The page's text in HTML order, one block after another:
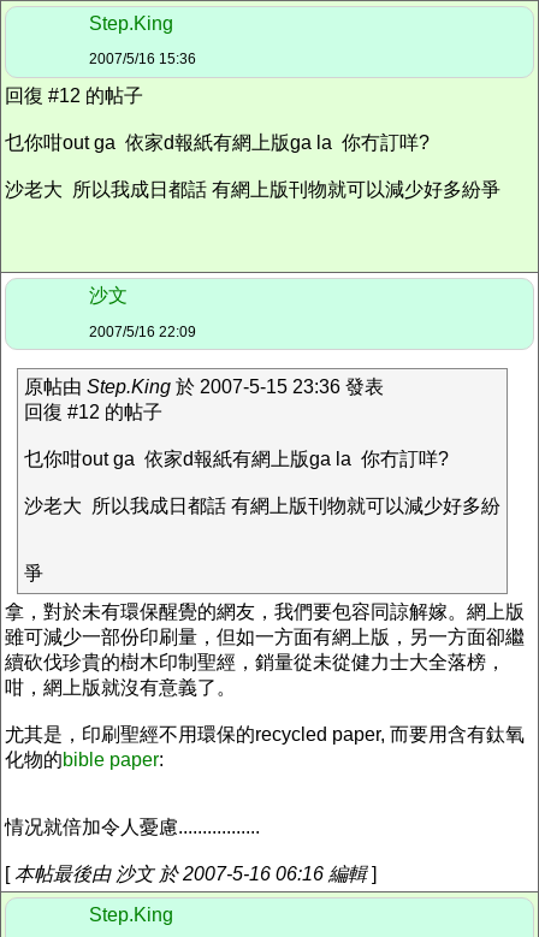
Step.King
2007/5/16 15:36
回復 #12 的帖子
乜你咁out ga 依家d報紙有網上版ga la 你冇訂咩?
沙老大 所以我成日都話 有網上版刊物就可以減少好多紛爭
沙文
2007/5/16 22:09
原帖由 Step.King 於 2007-5-15 23:36 發表
回復 #12 的帖子
乜你咁out ga 依家d報紙有網上版ga la 你冇訂咩?
沙老大 所以我成日都話 有網上版刊物就可以減少好多紛
爭
拿，對於未有環保醒覺的網友，我們要包容同諒解嫁。網上版
雖可減少一部份印刷量，但如一方面有網上版，另一方面卻繼
續砍伐珍貴的樹木印制聖經，銷量從未從健力士大全落榜，
咁，網上版就沒有意義了。
尤其是，印刷聖經不用環保的recycled paper, 而要用含有鈦氧
化物的bible paper:
情况就倍加令人憂慮.................
[本帖最後由 沙文 於 2007-5-16 06:16 編輯]
Step.King